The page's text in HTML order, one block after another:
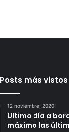
Posts más vistos
12 noviembre, 2020
Ultimo día a
máximo las